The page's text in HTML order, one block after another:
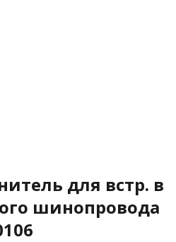
для встр. в
шинопровода